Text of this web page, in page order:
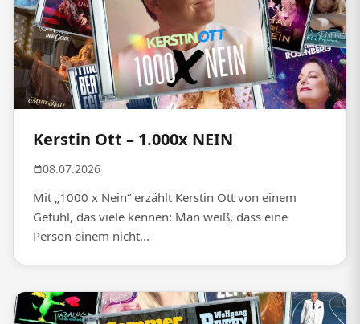
Kerstin Ott – 1.000x NEIN
08.07.2026
Mit „1000 x Nein“ erzählt Kerstin Ott von einem
Gefühl, das viele kennen: Man weiß, dass eine
Person einem nicht...